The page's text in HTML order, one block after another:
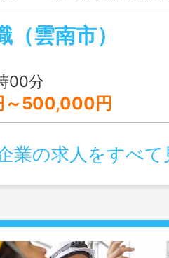
活用フローの構築、
新しい仕組みの考案
リエイティブな仕
す ［業務変更：な
雲南市）
00分
～500,000円
業の求人をすべて